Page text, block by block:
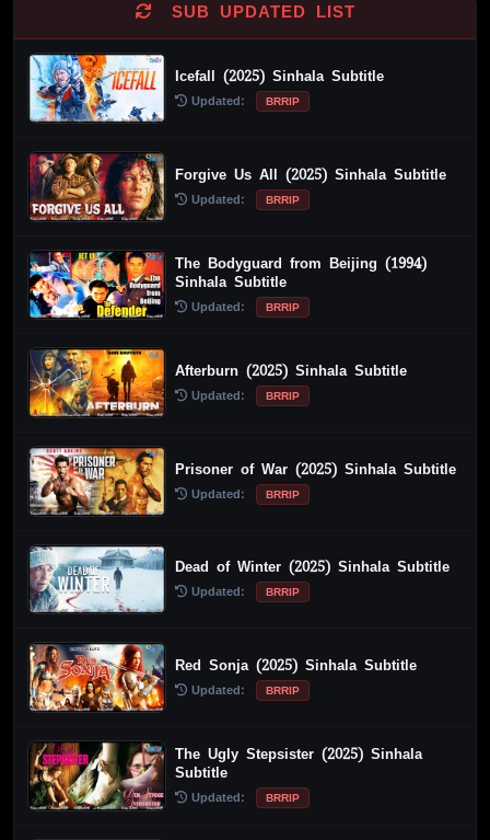
SUB UPDATED LIST
Icefall (2025) Sinhala Subtitle
Updated: BRRIP
Forgive Us All (2025) Sinhala Subtitle
Updated: BRRIP
The Bodyguard from Beijing (1994)
Sinhala Subtitle
Updated: BRRIP
Afterburn (2025) Sinhala Subtitle
Updated: BRRIP
Prisoner of War (2025) Sinhala Subtitle
Updated: BRRIP
Dead of Winter (2025) Sinhala Subtitle
Updated: BRRIP
Red Sonja (2025) Sinhala Subtitle
Updated: BRRIP
The Ugly Stepsister (2025) Sinhala
Subtitle
Updated: BRRIP